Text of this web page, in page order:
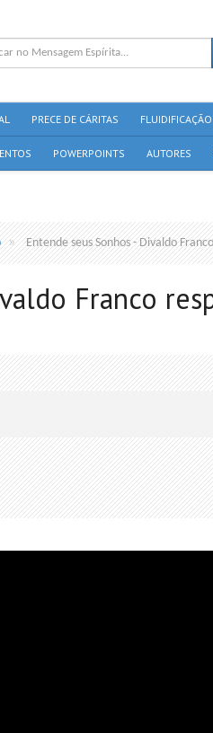
PRECE DE CÁRITAS
POWERPOINTS AUTORES
Entende seus Sonhos - Divaldo
Franco